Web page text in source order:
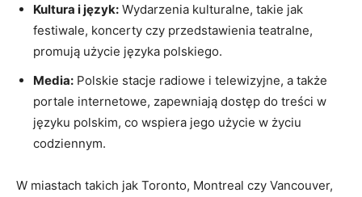
Kultura i język: Wydarzenia kulturalne, takie jak
festiwale, koncerty czy przedstawienia teatralne,
promują użycie języka polskiego.
Media: Polskie stacje radiowe i telewizyjne, a także
portale internetowe, zapewniają dostęp do treści w
języku polskim, co wspiera jego użycie w życiu
codziennym.
W miastach takich jak Toronto, Montreal czy Vancouver,